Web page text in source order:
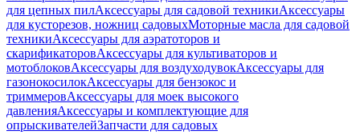
для цепных пилАксессуары для садовой техникиАксессуары
для кусторезов, ножниц садовыхМоторные масла для садовой
техникиАксессуары для аэратоторов и
скарификаторовАксессуары для культиваторов и
мотоблоковАксессуары для воздуходувокАксессуары для
газонокосилокАксессуары для бензокос и
триммеровАксессуары для моек высокого
давленияАксессуары и комплектующие для
опрыскивателейЗапчасти для садовых